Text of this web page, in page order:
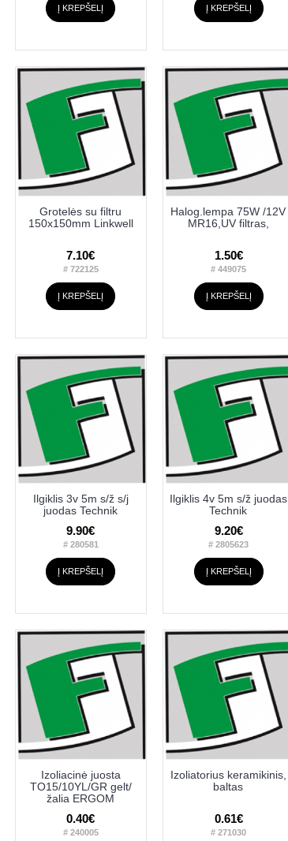
Į KREPŠELĮ Į KREPŠELĮ
Grotelės su filtru
150x150mm Linkwell
7.10€
# 722125
Į KREPŠELĮ
Halog.lempa 75W /12V
MR16,UV filtras,
1.50€
# 449075
Į KREPŠELĮ
Ilgiklis 3v 5m s/ž s/j
juodas Technik
9.90€
# 280581
Į KREPŠELĮ
Ilgiklis 4v 5m s/ž juodas
Technik
9.20€
# 2805623
Į KREPŠELĮ
Izoliacinė juosta
TO15/10YL/GR gelt/
žalia ERGOM
0.40€
# 240005
Izoliatorius keramikinis,
baltas
0.61€
# 271030